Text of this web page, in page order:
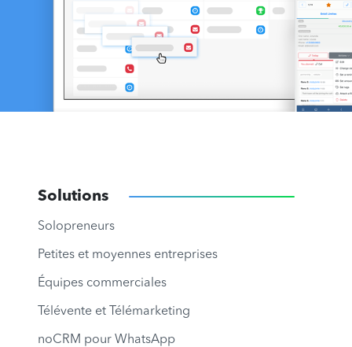
Solutions
Solopreneurs
Petites et moyennes entreprises
Équipes commerciales
Télévente et Télémarketing
noCRM pour WhatsApp